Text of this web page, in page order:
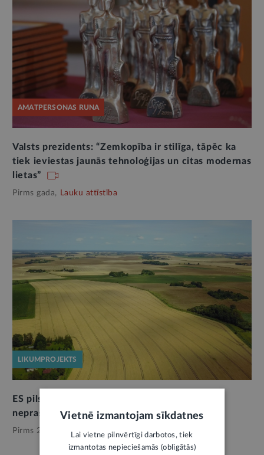
AMATPERSONAS RUNA
Valsts prezidents: “Zemkopība ir stilīga, tāpēc ka
tiek ieviestas jaunās tehnoloģijas un citas modernas
lietas”
Pirms gada, Lauku attīstība
LIKUMPROJEKTS
ES pilsoņiem, pērkot lauksaimniecības zemi,
neprasīs latviešu valodas zināšanas
1
Pirms 2 gadiem, Lauku attīstība
Vietnē izmantojam sīkdatnes
Lai vietne pilnvērtīgi darbotos, tiek
izmantotas nepieciešamās (obligātās)